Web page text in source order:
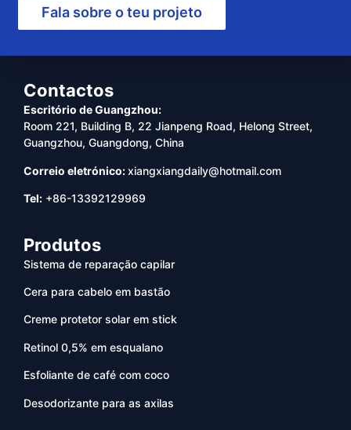
Fala sobre o teu projeto
Contactos
Escritório de Guangzhou:
Room 221, Building B, 22 Jianpeng Road, Helong Street,
Guangzhou, Guangdong, China
Correio eletrónico:xiangxiangdaily@hotmail.com
Tel: +86-13392129969
Produtos
Sistema de reparação capilar
Cera para cabelo em bastão
Creme protetor solar em stick
Retinol 0,5% em esqualano
Esfoliante de café com coco
Desodorizante para as axilas